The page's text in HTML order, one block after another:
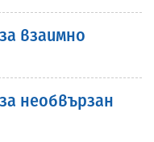
взаимно
необвързан